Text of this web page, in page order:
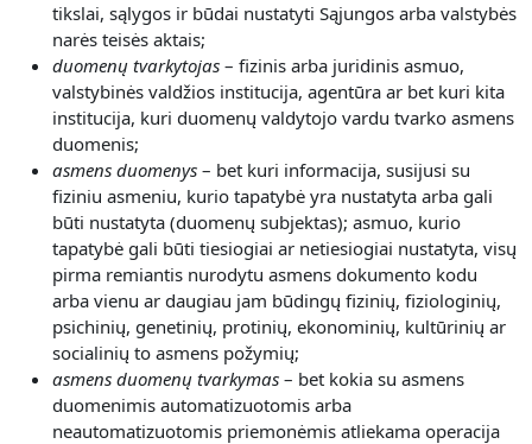
tikslai, sąlygos ir būdai nustatyti Sąjungos arba valstybės
narės teisės aktais;
duomenų tvarkytojas – fizinis arba juridinis asmuo,
valstybinės valdžios institucija, agentūra ar bet kuri kita
institucija, kuri duomenų valdytojo vardu tvarko asmens
duomenis;
asmens duomenys – bet kuri informacija, susijusi su
fiziniu asmeniu, kurio tapatybė yra nustatyta arba gali
būti nustatyta (duomenų subjektas); asmuo, kurio
tapatybė gali būti tiesiogiai ar netiesiogiai nustatyta, visų
pirma remiantis nurodytu asmens dokumento kodu
arba vienu ar daugiau jam būdingų fizinių, fiziologinių,
psichinių, genetinių, protinių, ekonominių, kultūrinių ar
socialinių to asmens požymių;
asmens duomenų tvarkymas – bet kokia su asmens
duomenimis automatizuotomis arba
neautomatizuotomis priemonėmis atliekama operacija